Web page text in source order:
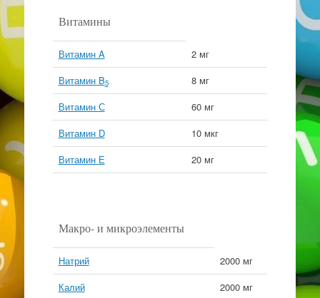
Витамины
Витамин A
2 мг
Витамин B5
8 мг
Витамин С
60 мг
Витамин D
10 мкг
Витамин Е
20 мг
Макро- и микроэлементы
Натрий
2000 мг
Калий
2000 мг